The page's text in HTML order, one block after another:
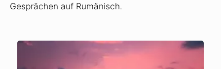
Gesprächen auf Rumänisch.